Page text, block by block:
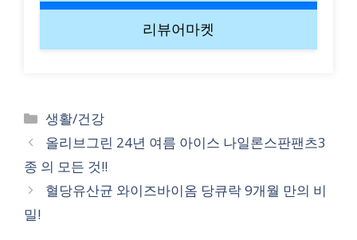
리뷰어마켓
Categories
생활/건강
올리브그린 24년 여름 아이스 나일론스판팬츠3
종 의 모든 것!!
혈당유산균 와이즈바이옴 당큐락 9개월 만의 비
밀!